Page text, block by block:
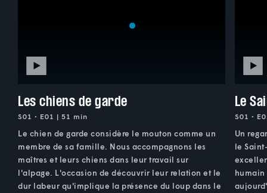
Les chiens de garde
S01 • E01 | 51 min
Le chien de garde considère le mouton comme un
membre de sa famille. Nous accompagnons les
maîtres et leurs chiens dans leur travail sur
l'alpage. L'occasion de découvrir leur relation et le
dur labeur qu'implique la présence du loup dans le
Le
S01 •
Un
le
humain